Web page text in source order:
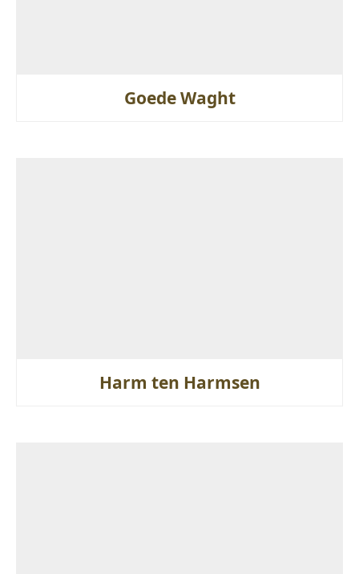
Goede Waght
Harm ten Harmsen